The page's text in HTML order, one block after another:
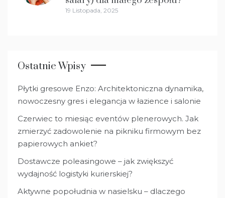
19 Listopada, 2025
Ostatnie Wpisy
Płytki gresowe Enzo: Architektoniczna dynamika,
nowoczesny gres i elegancja w łazience i salonie
Czerwiec to miesiąc eventów plenerowych. Jak
zmierzyć zadowolenie na pikniku firmowym bez
papierowych ankiet?
Dostawcze poleasingowe – jak zwiększyć
wydajność logistyki kurierskiej?
Aktywne popołudnia w nasielsku – dlaczego